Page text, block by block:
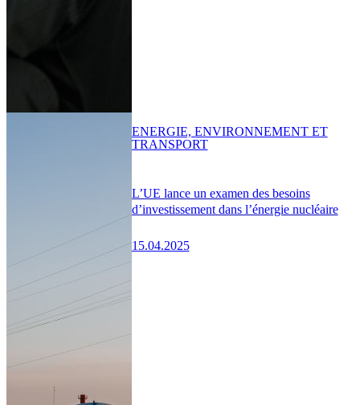
L’UE lance un examen des besoins
d’investissement dans l’énergie nucléaire
15.04.2025
ENERGIE, ENVIRONNEMENT ET
TRANSPORT